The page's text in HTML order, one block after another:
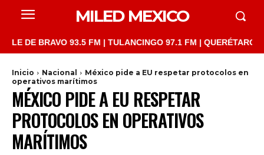
MILED MEXICO
BRAVO 93.5 FM | TULANCINGO 97.1 FM | QUERÉTARO
Inicio Nacional
México pide a EU respetar protocolos en
operativos marítimos
MÉXICO PIDE A EU RESPETAR
PROTOCOLOS EN OPERATIVOS
MARÍTIMOS